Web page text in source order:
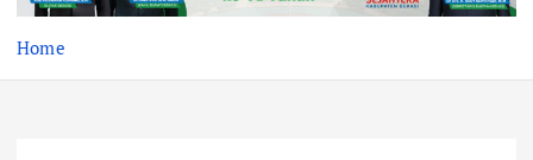
Home